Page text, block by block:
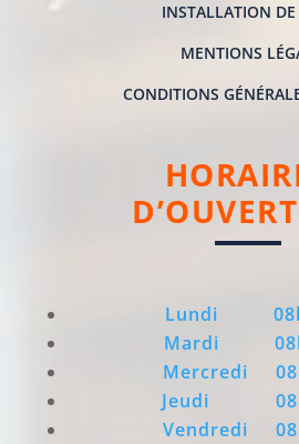
INSTALLATION DE
MENTIONS
CONDITIONS
Lundi
Mardi
Mercredi
Jeudi
Vendredi